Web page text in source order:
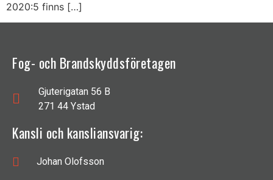
2020:5 finns […]
Fog- och Brandskyddsföretagen
Gjuterigatan 56 B
271 44 Ystad
Kansli och kansliansvarig:
Johan Olofsson